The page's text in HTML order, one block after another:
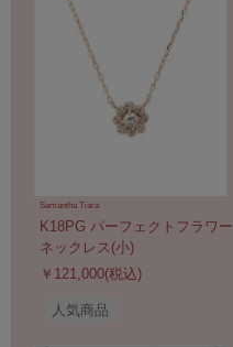
Samantha Tiara
K18PG パーフェクトフラワー
ネックレス(小)
￥121,000(税込)
人気商品